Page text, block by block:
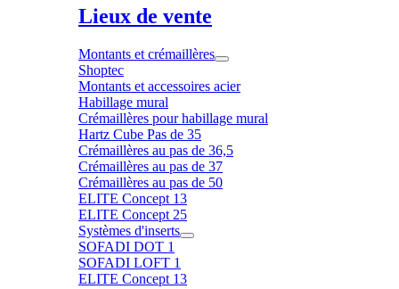
Lieux de vente
Montants et crémaillères
Shoptec
Montants et accessoires acier
Habillage mural
Crémaillères pour habillage mural
Hartz Cube Pas de 35
Crémaillères au pas de 36,5
Crémaillères au pas de 37
Crémaillères au pas de 50
ELITE Concept 13
ELITE Concept 25
Systèmes d'inserts
SOFADI DOT 1
SOFADI LOFT 1
ELITE Concept 13